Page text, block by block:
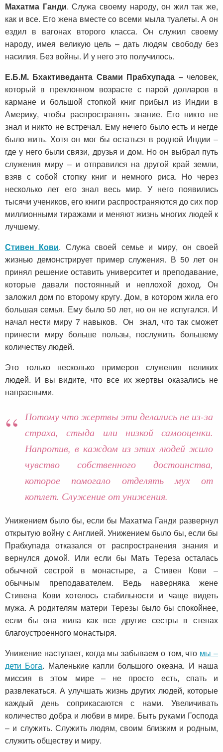
Махатма Ганди. Служа своему народу, он жил так же,
как и все. Его жена вместе со всеми мыла туалеты. А он
ездил в вагонах второго класса. Он служил своему
народу, имея великую цель – дать людям свободу без
насилия. Без войны. И у него это получилось.
Е.Б.М. Бхактиведанта Свами Прабхупада – человек,
который в преклонном возрасте с парой долларов в
кармане и большой стопкой книг прибыл из Индии в
Америку, чтобы распространять знание. Его никто не
знал и никто не встречал. Ему нечего было есть и негде
было жить. Хотя он мог бы остаться в родной Индии –
где у него были связи, друзья и дом. Но он выбрал путь
служения миру – и отправился на другой край земли,
взяв с собой стопку книг и немного риса. Но через
несколько лет его знал весь мир. У него появились
тысячи учеников, его книги распространяются до сих пор
миллионными тиражами и меняют жизнь многих людей к
лучшему.
Стивен Кови. Служа своей семье и миру, он своей
жизнью демонстрирует пример служения. В 50 лет он
принял решение оставить университет и преподавание,
которые давали постоянный и неплохой доход. Он
заложил дом по второму кругу. Дом, в котором жила его
большая семья. Ему было 50 лет, но он не испугался. И
начал нести миру 7 навыков. Он знал, что так сможет
принести миру больше пользы, послужить большему
количеству людей.
Это только несколько примеров служения великих
людей. И вы видите, что все их жертвы оказались не
напрасными.
Потому что жертвы эти делались не из-за
страха, стыда или низкой самооценки.
Напротив, в каждом из этих людей жило
чувство собственного достоинства,
которое помогало отделять мух от
котлет. Служение от унижения.
Унижением было бы, если бы Махатма Ганди развернул
открытую войну с Англией. Унижением было бы, если бы
Прабхупада отказался от распространения знания и
вернулся домой. Или если бы Мать Тереза осталась
обычной сестрой в монастыре, а Стивен Кови –
обычным преподавателем. Ведь наверняка жене
Стивена Кови хотелось стабильности и чаще видеть
мужа. А родителям матери Терезы было бы спокойнее,
если бы она жила как все другие сестры в стенах
благоустроенного монастыря.
Унижение наступает, когда мы забываем о том, что мы –
дети Бога. Маленькие капли большого океана. И наша
миссия в этом мире – не просто есть, спать и
развлекаться. А улучшать жизнь других людей, которые
каждый день соприкасаются с нами. Увеличивать
количество добра и любви в мире. Быть руками Господа
– и служить. Служить людям, своим близким и родным,
служить обществу и миру.